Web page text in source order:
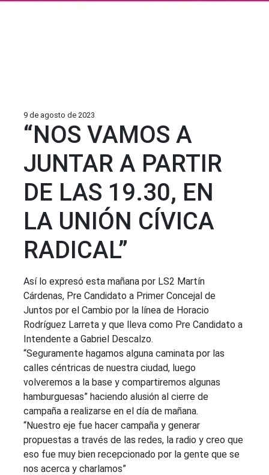
9 de agosto de 2023
“NOS VAMOS A
JUNTAR A PARTIR
DE LAS 19.30, EN
LA UNIÓN CÍVICA
RADICAL”
Así lo expresó esta mañana por LS2 Martín
Cárdenas, Pre Candidato a Primer Concejal de
Juntos por el Cambio por la línea de Horacio
Rodríguez Larreta y que lleva como Pre Candidato a
Intendente a Gabriel Descalzo.
“Seguramente hagamos alguna caminata por las
calles céntricas de nuestra ciudad, luego
volveremos a la base y compartiremos algunas
hamburguesas” haciendo alusión al cierre de
campaña a realizarse en el día de mañana.
“Nuestro eje fue hacer campaña y generar
propuestas a través de las redes, la radio y creo que
eso fue muy bien recepcionado por la gente que se
nos acerca y charlamos”